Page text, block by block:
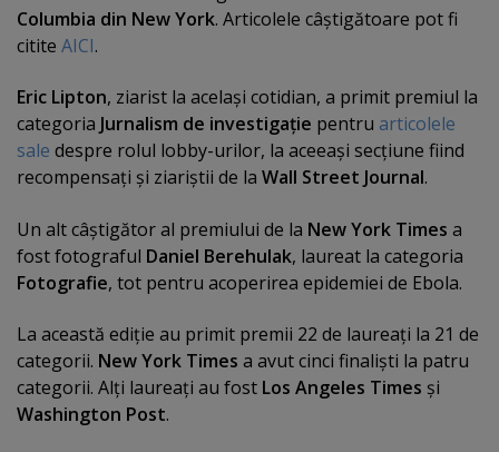
Columbia din New York. Articolele câştigătoare pot fi
citite AICI.
Eric Lipton, ziarist la acelaşi cotidian, a primit premiul la
categoria Jurnalism de investigaţie pentru articolele
sale despre rolul lobby-urilor, la aceeaşi secţiune fiind
recompensaţi şi ziariştii de la Wall Street Journal.
Un alt câştigător al premiului de la New York Times a
fost fotograful Daniel Berehulak, laureat la categoria
Fotografie, tot pentru acoperirea epidemiei de Ebola.
La această ediţie au primit premii 22 de laureaţi la 21 de
categorii. New York Times a avut cinci finalişti la patru
categorii. Alţi laureaţi au fost Los Angeles Times şi
Washington Post.